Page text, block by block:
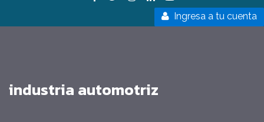
Ingresa a tu cuenta
industria automotriz